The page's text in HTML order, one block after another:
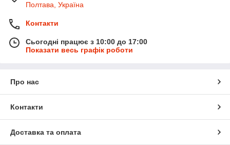
Полтава, Україна
Контакти
Сьогодні працює з 10:00 до 17:00
Показати весь графік роботи
Про нас
Контакти
Доставка та оплата